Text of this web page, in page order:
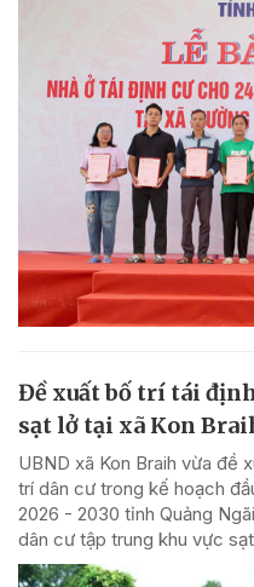
Đề xuất bố trí tái
sạt lở tại xã Kon
UBND xã Kon Braih vừa đề
trí dân cư trong kế hoạch
2026 - 2030 tỉnh Quảng
dân cư tập trung khu vực